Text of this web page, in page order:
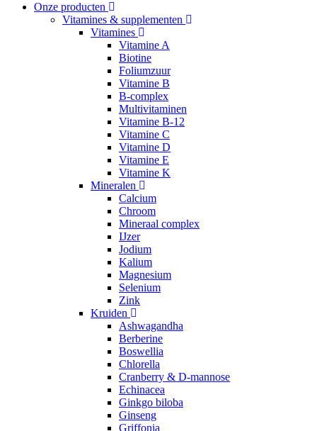
Onze producten
Vitamines & supplementen
Vitamines
Vitamine A
Biotine
Foliumzuur
Vitamine B
B-complex
Multivitaminen
Vitamine B-12
Vitamine C
Vitamine D
Vitamine E
Vitamine K
Mineralen
Calcium
Chroom
Mineraal complex
IJzer
Jodium
Kalium
Magnesium
Selenium
Zink
Kruiden
Ashwagandha
Berberine
Boswellia
Chlorella
Cranberry & D-mannose
Echinacea
Ginkgo biloba
Ginseng
Griffonia